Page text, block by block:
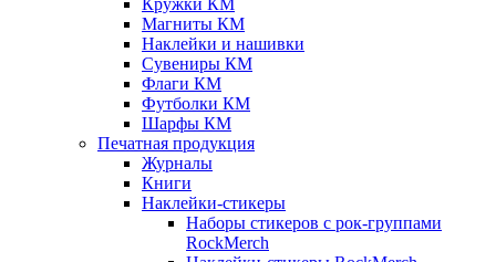
Кружки КМ
Магниты КМ
Наклейки и нашивки
Сувениры КМ
Флаги КМ
Футболки КМ
Шарфы КМ
Печатная продукция
Журналы
Книги
Наклейки-стикеры
Наборы стикеров с рок-группами
RockMerch